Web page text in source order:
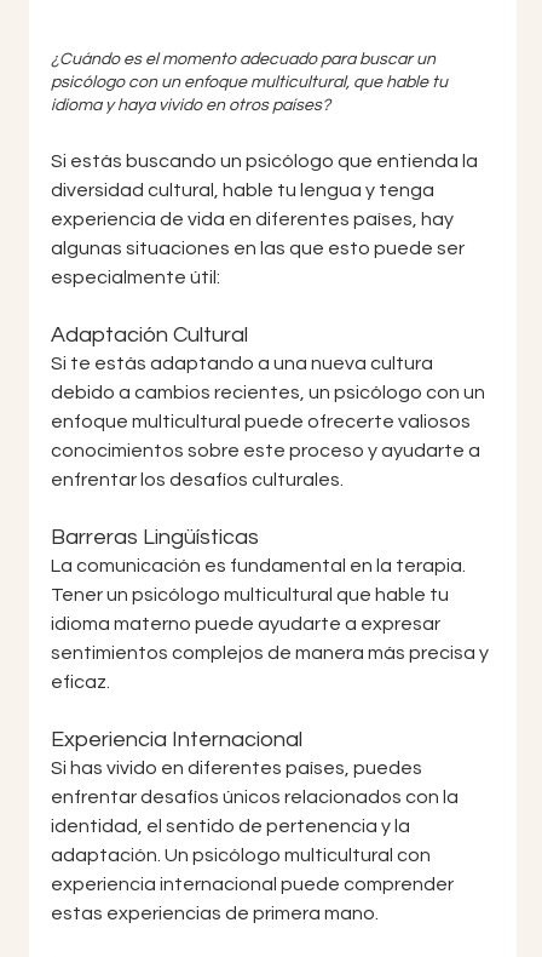
¿Cuándo es el momento adecuado para buscar un
psicólogo con un enfoque multicultural, que hable tu
idioma y haya vivido en otros países?
Si estás buscando un psicólogo que entienda la
diversidad cultural, hable tu lengua y tenga
experiencia de vida en diferentes países, hay
algunas situaciones en las que esto puede ser
especialmente útil:
Adaptación Cultural
Si te estás adaptando a una nueva cultura
debido a cambios recientes, un psicólogo con un
enfoque multicultural puede ofrecerte valiosos
conocimientos sobre este proceso y ayudarte a
enfrentar los desafíos culturales.
Barreras Lingüísticas
La comunicación es fundamental en la terapia.
Tener un psicólogo multicultural que hable tu
idioma materno puede ayudarte a expresar
sentimientos complejos de manera más precisa y
eficaz.
Experiencia Internacional
Si has vivido en diferentes países, puedes
enfrentar desafíos únicos relacionados con la
identidad, el sentido de pertenencia y la
adaptación. Un psicólogo multicultural con
experiencia internacional puede comprender
estas experiencias de primera mano.